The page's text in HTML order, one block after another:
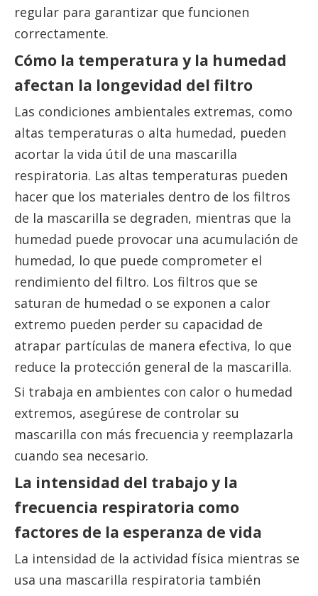
regular para garantizar que funcionen
correctamente.
Cómo la temperatura y la humedad
afectan la longevidad del filtro
Las condiciones ambientales extremas, como
altas temperaturas o alta humedad, pueden
acortar la vida útil de una mascarilla
respiratoria. Las altas temperaturas pueden
hacer que los materiales dentro de los filtros
de la mascarilla se degraden, mientras que la
humedad puede provocar una acumulación de
humedad, lo que puede comprometer el
rendimiento del filtro. Los filtros que se
saturan de humedad o se exponen a calor
extremo pueden perder su capacidad de
atrapar partículas de manera efectiva, lo que
reduce la protección general de la mascarilla.
Si trabaja en ambientes con calor o humedad
extremos, asegúrese de controlar su
mascarilla con más frecuencia y reemplazarla
cuando sea necesario.
La intensidad del trabajo y la
frecuencia respiratoria como
factores de la esperanza de vida
La intensidad de la actividad física mientras se
usa una mascarilla respiratoria también